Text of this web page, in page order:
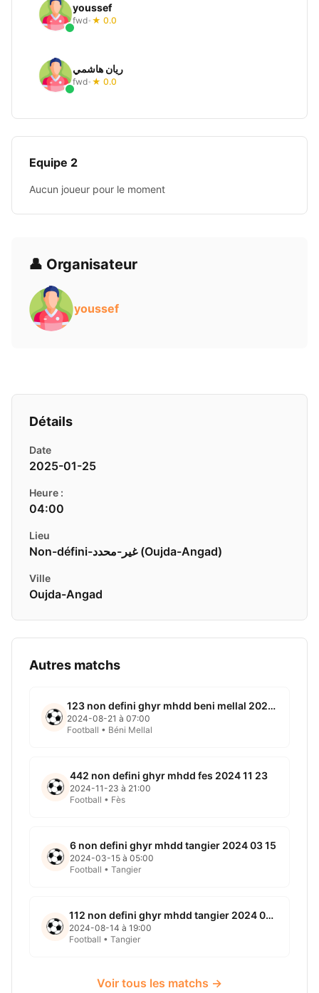
youssef
fwd• ★ 0.0
ريان هاشمي
fwd• ★ 0.0
Equipe 2
Aucun joueur pour le moment
👤 Organisateur
youssef
Détails
Date
2025-01-25
Heure :
04:00
Lieu
Non-défini-غير-محدد ( Oujda-Angad)
Ville
Oujda-Angad
Autres matchs
123 non defini ghyr mhdd beni mellal 2024 08 21
2024-08-21 à 07:00
Football • Béni Mellal
442 non defini ghyr mhdd fes 2024 11 23
2024-11-23 à 21:00
Football • Fès
6 non defini ghyr mhdd tangier 2024 03 15
2024-03-15 à 05:00
Football • Tangier
112 non defini ghyr mhdd tangier 2024 08 14
2024-08-14 à 19:00
Football • Tangier
Voir tous les matchs →